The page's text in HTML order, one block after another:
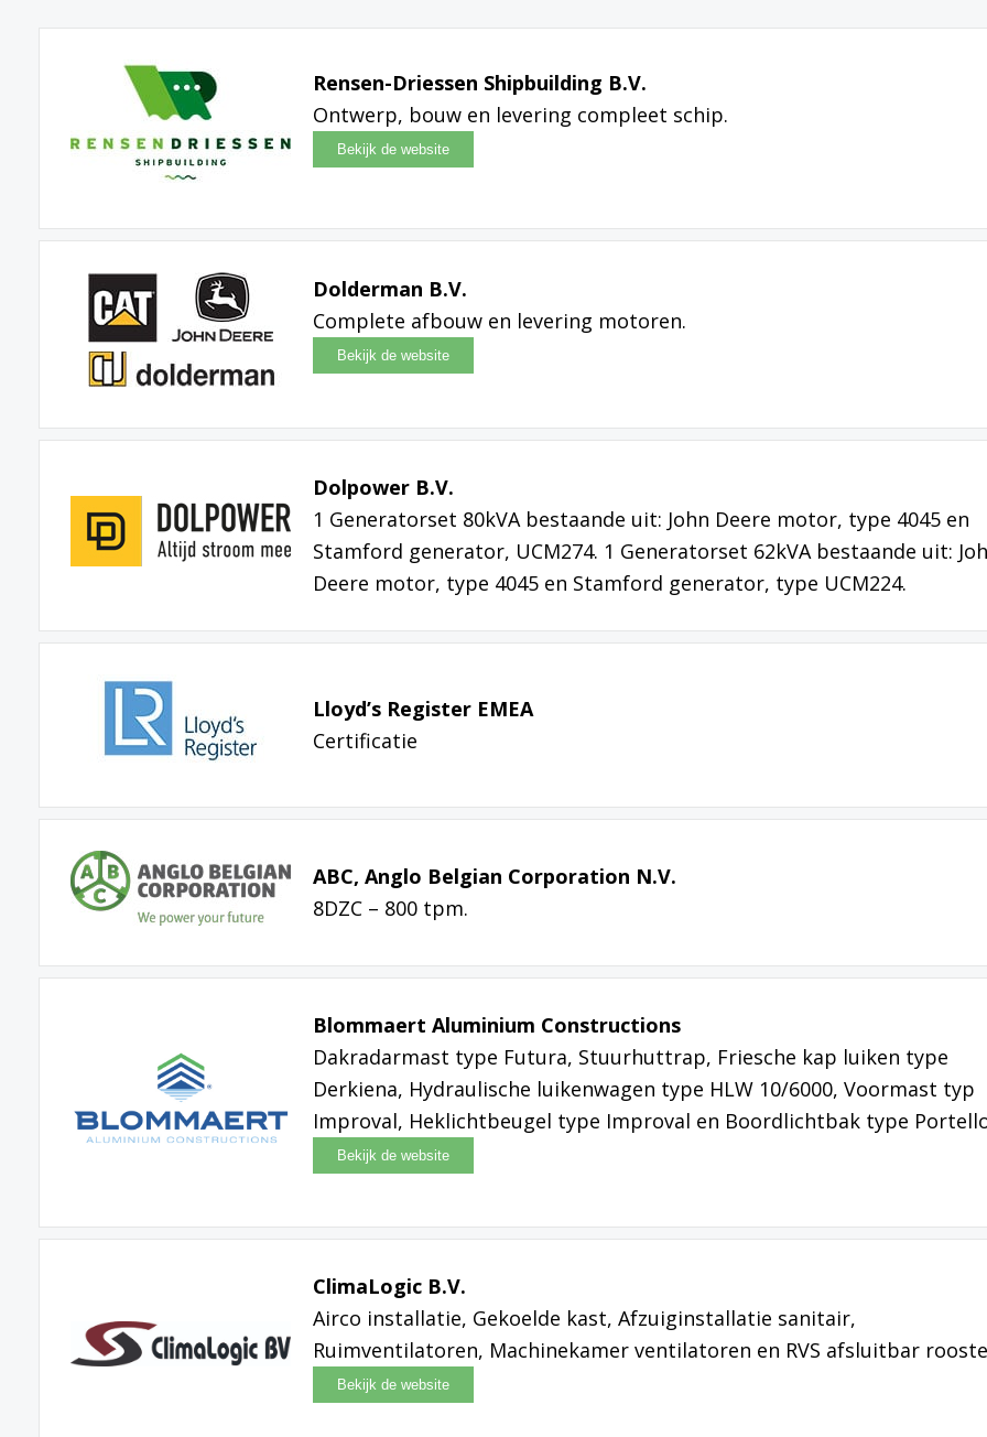
Rensen-Driessen Shipbuilding B.V.
Ontwerp, bouw en levering compleet schip.
Dolderman B.V.
Complete afbouw en levering motoren.
Dolpower B.V.
1 Generatorset 80kVA bestaande uit: John Deere motor, type 4045 en
Stamford generator, UCM274. 1 Generatorset 62kVA bestaande uit:
Deere motor, type 4045 en Stamford generator, type UCM224.
Lloyd’s Register EMEA
Certificatie
ABC, Anglo Belgian Corporation N.V.
8DZC – 800 tpm.
Blommaert Aluminium Constructions
Dakradarmast type Futura, Stuurhuttrap, Friesche kap luiken type
Derkiena, Hydraulische luikenwagen type HLW 10/6000, Voormast typ
Improval, Heklichtbeugel type Improval en Boordlichtbak type
ClimaLogic B.V.
Airco installatie, Gekoelde kast, Afzuiginstallatie sanitair,
Ruimventilatoren, Machinekamer ventilatoren en RVS afsluitbar